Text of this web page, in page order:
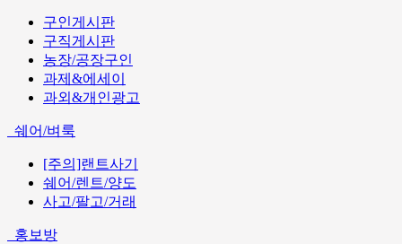
구인게시판
구직게시판
농장/공장구인
과제&에세이
과외&개인광고
쉐어/벼룩
[주의]랜트사기
쉐어/렌트/양도
사고/팔고/거래
홍보방